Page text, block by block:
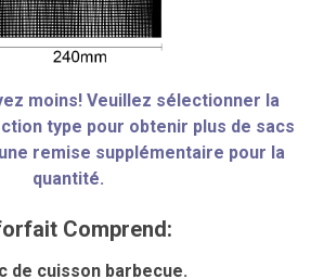
moins! Veuillez sélectionner la
type pour obtenir plus de sacs
remise supplémentaire pour la
quantité.
Comprend:
de cuisson barbecue.